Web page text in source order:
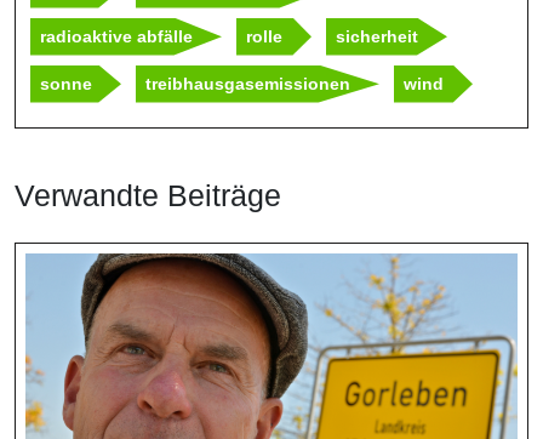
radioaktive abfälle rolle sicherheit
sonne treibhausgasemissionen wind
Verwandte Beiträge